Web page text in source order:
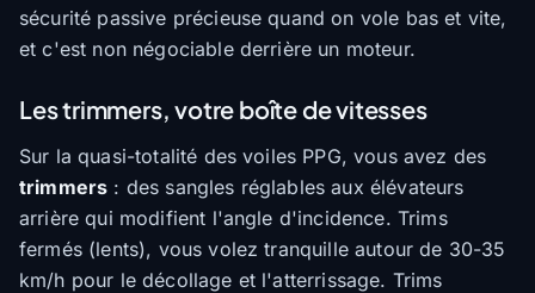
sécurité passive précieuse quand on vole bas et vite,
et c'est non négociable derrière un moteur.
Les trimmers, votre boîte de vitesses
Sur la quasi-totalité des voiles PPG, vous avez des
trimmers : des sangles réglables aux élévateurs
arrière qui modifient l'angle d'incidence. Trims
fermés (lents), vous volez tranquille autour de 30-35
km/h pour le décollage et l'atterrissage. Trims